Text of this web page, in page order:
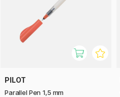
PILOT
Parallel Pen 1,5 mm